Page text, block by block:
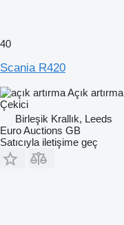
40
Scania R420
Açık artırma
Çekici
Birleşik Krallık, Leeds
Euro Auctions GB
Satıcıyla iletişime geç